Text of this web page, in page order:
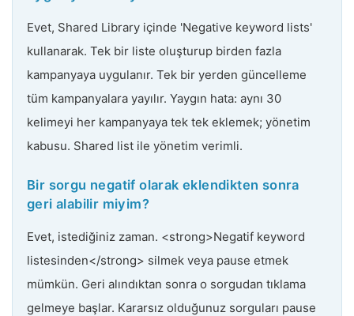
Evet, Shared Library içinde 'Negative keyword lists'
kullanarak. Tek bir liste oluşturup birden fazla
kampanyaya uygulanır. Tek bir yerden güncelleme
tüm kampanyalara yayılır. Yaygın hata: aynı 30
kelimeyi her kampanyaya tek tek eklemek; yönetim
kabusu. Shared list ile yönetim verimli.
Bir sorgu negatif olarak eklendikten sonra
geri alabilir miyim?
Evet, istediğiniz zaman. <strong>Negatif keyword
listesinden</strong> silmek veya pause etmek
mümkün. Geri alındıktan sonra o sorgudan tıklama
gelmeye başlar. Kararsız olduğunuz sorguları pause